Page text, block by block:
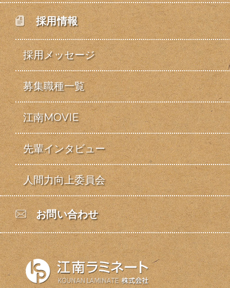
採用情報
採用メッセージ
募集職種一覧
江南MOVIE
先輩インタビュー
人間力向上委員会
お問い合わせ